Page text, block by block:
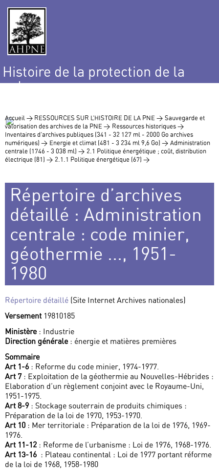
Histoire de la protection de la
nature
Accueil > RESSOURCES SUR L’HISTOIRE DE LA PNE > Sauvegarde et
valorisation des archives de la PNE > Ressources historiques >
Inventaires d’archives publiques (341 - 32 127 ml - 2000 Go archives
numériques) > Energie et climat (481 - 3 234 ml 9,6 Go) > Administration
centrale (1746 - 3 038 ml) > 2.1 Politique énergétique ; coût, distribution
électrique (81) > 2.1.1 Politique énergétique (67) >
Répertoire d’archives
détaillé : Administration
centrale : code minier,
géothermie ..., 1951-
1980
Répertoire détaillé (Site Internet Archives nationales)
Versement 19810185
Ministère: Industrie
Direction générale: énergie et matières premières
Sommaire
Art 1-6 : Reforme du code minier, 1974-1977.
Art 7: Exploitation de la géothermie au Nouvelles-Hébrides :
Elaboration d’un règlement conjoint avec le Royaume-Uni,
1951-1975.
Art 8-9 : Stockage souterrain de produits chimiques :
Préparation de la loi de 1970, 1953-1970.
Art 10 : Mer territoriale : Préparation de la loi de 1976, 1969-
1976.
Art 11-12 : Reforme de l’urbanisme : Loi de 1976, 1968-1976.
Art 13-16 : Plateau continental : Loi de 1977 portant réforme
de la loi de 1968, 1958-1980